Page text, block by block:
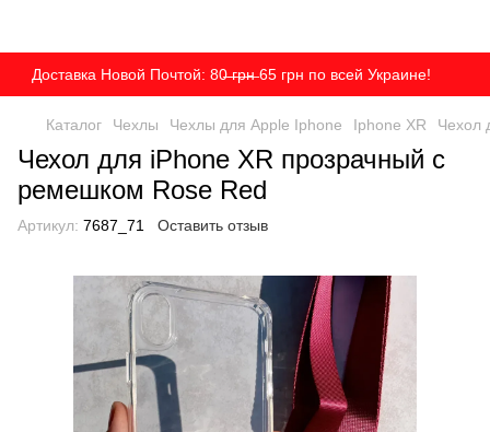
Доставка Новой Почтой: 80̶ ̶г̶р̶н̶ 65 грн по всей Украине!
Каталог Чехлы Чехлы для Apple Iphone Iphone XR Чехол
Чехол для iPhone XR прозрачный с
ремешком Rose Red
Артикул: 7687_71 Оставить отзыв